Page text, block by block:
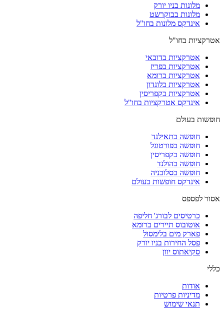
מלונות בניו יורק
מלונות בבוקרשט
אינדקס מלונות בחו"ל
אטרקציות בחו"ל
אטרקציות בדובאי
אטרקציות בפריז
אטרקציות ברומא
אטרקציות בלונדון
אטרקציות בקפריסין
אינדקס אטרקציות בחו"ל
חופשות בעולם
חופשה בתאילנד
חופשה בפורטוגל
חופשה בקפריסין
חופשה בהולנד
חופשה בסלובניה
אינדקס חופשות בעולם
אסור לפספס
כרטיסים לבורג' חליפה
אוטובוס תיירים ברומא
פארק מים בלימסול
פסל החירות בניו יורק
סקיאתוס יוון
כללי
אודות
מדיניות פרטיות
תנאי שימוש